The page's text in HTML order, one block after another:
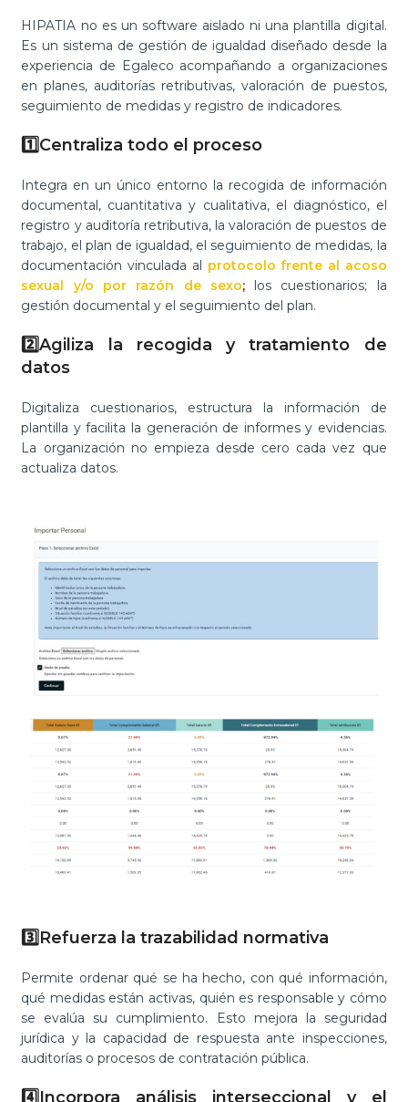
HIPATIA no es un software aislado ni una plantilla digital.
Es un sistema de gestión de igualdad diseñado desde la
experiencia de Egaleco acompañando a organizaciones
en planes, auditorías retributivas, valoración de puestos,
seguimiento de medidas y registro de indicadores.
1️⃣Centraliza todo el proceso
Integra en un único entorno la recogida de información
documental, cuantitativa y cualitativa, el diagnóstico, el
registro y auditoría retributiva, la valoración de puestos de
trabajo, el plan de igualdad, el seguimiento de medidas, la
documentación vinculada al protocolo frente al acoso
sexual y/o por razón de sexo;los cuestionarios; la
gestión documental y el seguimiento del plan.
2️⃣Agiliza la recogida y tratamiento de
datos
Digitaliza cuestionarios, estructura la información de
plantilla y facilita la generación de informes y evidencias.
La organización no empieza desde cero cada vez que
actualiza datos.
3️⃣Refuerza la trazabilidad normativa
Permite ordenar qué se ha hecho, con qué información,
qué medidas están activas, quién es responsable y cómo
se evalúa su cumplimiento. Esto mejora la seguridad
jurídica y la capacidad de respuesta ante inspecciones,
auditorías o procesos de contratación pública.
4️⃣Incorpora análisis interseccional y el